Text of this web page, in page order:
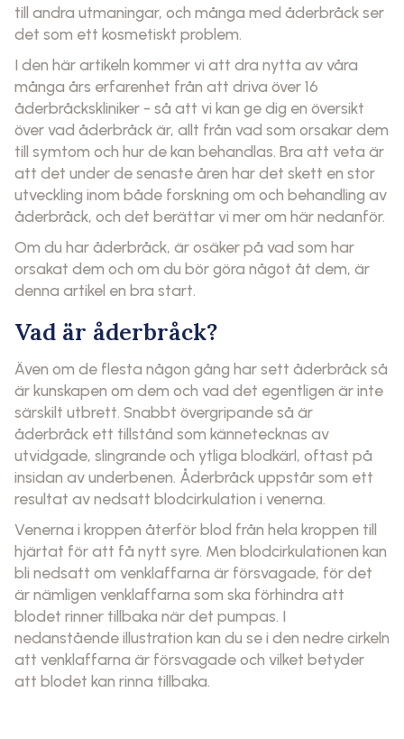
till andra utmaningar, och många med åderbråck ser
det som ett kosmetiskt problem.
I den här artikeln kommer vi att dra nytta av våra
många års erfarenhet från att driva över 16
åderbråckskliniker - så att vi kan ge dig en översikt
över vad åderbråck är, allt från vad som orsakar dem
till symtom och hur de kan behandlas. Bra att veta är
att det under de senaste åren har det skett en stor
utveckling inom både forskning om och behandling av
åderbråck, och det berättar vi mer om här nedanför.
Om du har åderbråck, är osäker på vad som har
orsakat dem och om du bör göra något åt dem, är
denna artikel en bra start.
Vad är åderbråck?
Även om de flesta någon gång har sett åderbråck så
är kunskapen om dem och vad det egentligen är inte
särskilt utbrett. Snabbt övergripande så är
åderbråck ett tillstånd som kännetecknas av
utvidgade, slingrande och ytliga blodkärl, oftast på
insidan av underbenen. Åderbråck uppstår som ett
resultat av nedsatt blodcirkulation i venerna.
Venerna i kroppen återför blod från hela kroppen till
hjärtat för att få nytt syre. Men blodcirkulationen kan
bli nedsatt om venklaffarna är försvagade, för det
är nämligen venklaffarna som ska förhindra att
blodet rinner tillbaka när det pumpas. I
nedanstående illustration kan du se i den nedre cirkeln
att venklaffarna är försvagade och vilket betyder
att blodet kan rinna tillbaka.